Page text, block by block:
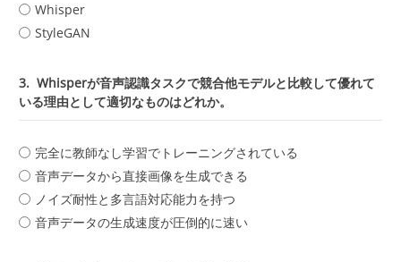
Whisper
StyleGAN
3. Whisperが音声認識タスクで競合他モデルと比較して優れて
いる理由として適切なものはどれか。
完全に教師なし学習でトレーニングされている
音声データから直接画像を生成できる
ノイズ耐性と多言語対応能力を持つ
音声データの生成速度が圧倒的に速い